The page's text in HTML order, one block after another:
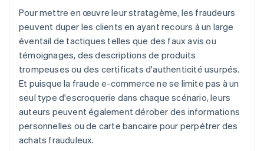
Pour mettre en œuvre leur stratagème, les fraudeurs
peuvent duper les clients en ayant recours à un large
éventail de tactiques telles que des faux avis ou
témoignages, des descriptions de produits
trompeuses ou des certificats d'authenticité usurpés.
Et puisque la fraude e-commerce ne se limite pas à un
seul type d'escroquerie dans chaque scénario, leurs
auteurs peuvent également dérober des informations
personnelles ou de carte bancaire pour perpétrer des
achats frauduleux.